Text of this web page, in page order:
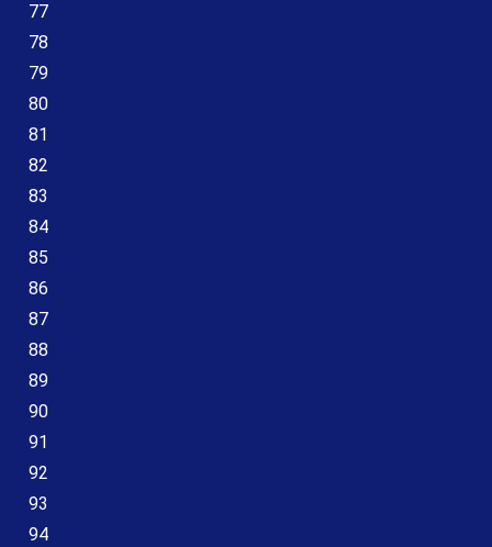
77
78
79
80
81
82
83
84
85
86
87
88
89
90
91
92
93
94